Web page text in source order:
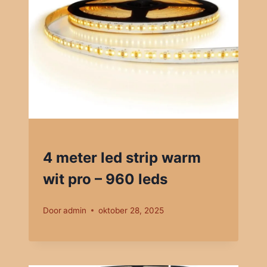
4 meter led strip warm
wit pro – 960 leds
Dooradmin oktober 28, 2025